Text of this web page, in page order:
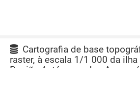
Cartografia de base
raster, à escala 1/1 000 da
Região Autónoma dos Açores